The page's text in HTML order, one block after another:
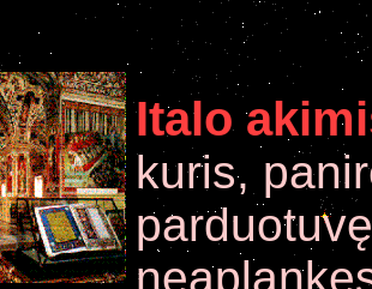
Italo
kuris,